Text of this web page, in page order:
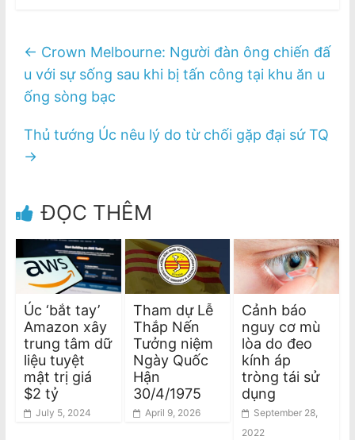
← Crown Melbourne: Người đàn ông chiến đấ
u với sự sống sau khi bị tấn công tại khu ăn u
ống sòng bạc
Thủ tướng Úc nêu lý do từ chối gặp đại sứ TQ
→
ĐỌC THÊM
Úc ‘bắt tay’
Amazon xây
trung tâm dữ
liệu tuyệt
mật trị giá
$2 tỷ
July 5, 2024
Tham dự Lễ
Thắp Nến
Tưởng niệm
Ngày Quốc
Hận
30/4/1975
April 9, 2026
Cảnh báo
nguy cơ mù
lòa do đeo
kính áp
tròng tái sử
dụng
September 28,
2022